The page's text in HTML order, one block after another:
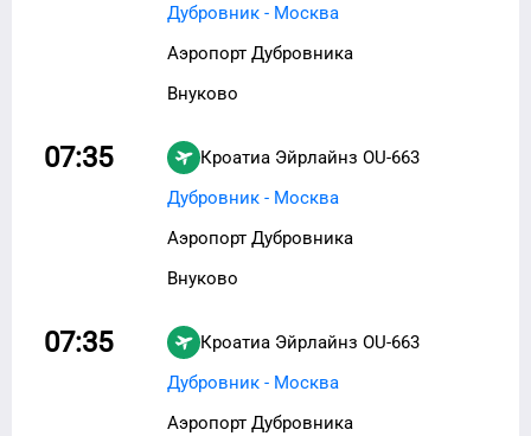
Дубровник - Москва
Аэропорт Дубровника
Внуково
07:35 Кроатиа Эйрлайнз OU-663
Дубровник - Москва
Аэропорт Дубровника
Внуково
07:35 Кроатиа Эйрлайнз OU-663
Дубровник - Москва
Аэропорт Дубровника